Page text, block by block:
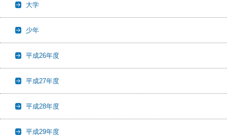
大学
少年
平成26年度
平成27年度
平成28年度
平成29年度